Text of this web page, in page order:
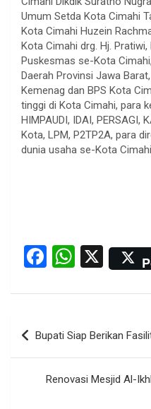
Umum Setda Kota Cimahi
Kota Cimahi Huzein
Kota Cimahi drg. Hj.
Puskesmas se-Kota
Daerah Provinsi Jawa
Kemenag dan BPS Kota
tinggi di Kota Cimahi, para
HIMPAUDI, IDAI, PERSAGI,
Kota, LPM, P2TP2A, para
dunia usaha se-Kota
F
ce
o
o
W
at
A
p
X
Post
navigation
Bupati Siap Berikan
Renovasi Mesjid Al-